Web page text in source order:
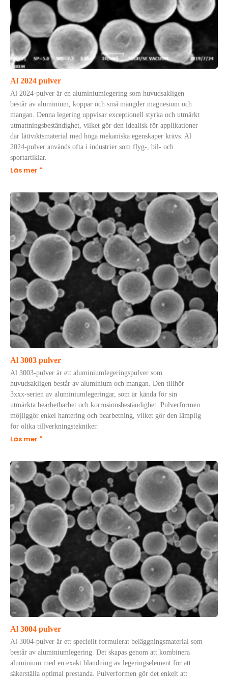
Al 2024 pulver
Al 2024-pulver är en aluminiumlegering som huvudsakligen
består av aluminium, koppar och små mängder magnesium och
mangan. Denna legering uppvisar exceptionell styrka och utmärkt
utmattningsbeständighet, vilket gör den idealisk för applikationer
där lättviktsmaterial med höga mekaniska egenskaper krävs. Al
2024-pulver används ofta i industrier som flyg-, bil- och
sportartiklar.
Läs mer "
Al 3003 pulver
Al 3003-pulver är ett aluminiumlegeringspulver som
huvudsakligen består av aluminium och mangan. Den tillhör
3xxx-serien av aluminiumlegeringar, som är kända för sin
utmärkta bearbetbarhet och korrosionsbeständighet. Pulverformen
möjliggör enkel hantering och bearbetning, vilket gör den lämplig
för olika tillverkningstekniker.
Läs mer "
Al 3004 pulver
Al 3004-pulver är ett speciellt formulerat beläggningsmaterial som
består av aluminiumlegering. Det skapas genom att kombinera
aluminium med en exakt blandning av legeringselement för att
säkerställa optimal prestanda. Pulverformen gör det enkelt att